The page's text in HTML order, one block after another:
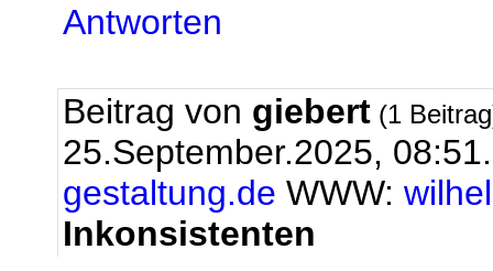
Antworten
Beitrag von giebert (1
25.September.2025,
gestaltung.de WWW:
Inkonsistenten